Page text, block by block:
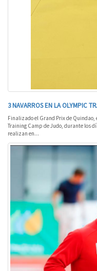
3 NAVARROS EN LA OLYMPIC
Finalizado el Grand Prix de
Training Camp de Judo, durante los
realizan en...